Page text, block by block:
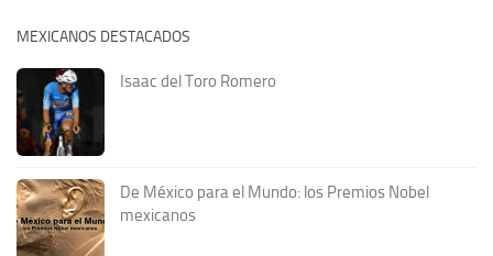
MEXICANOS DESTACADOS
Isaac del Toro Romero
De México para el Mundo: los Premios Nobel
mexicanos